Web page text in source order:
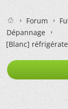
Forum
Dépannage
[Blanc]